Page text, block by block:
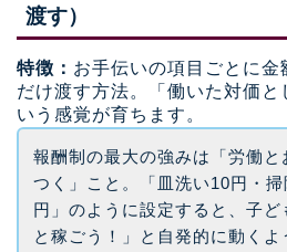
渡す）
特徴： お手伝いの項目ごとに
だけ渡す方法。「働いた対価と
いう感覚が育ちます。
報酬制の最大の強みは「労働と
つく」こと。「皿洗い10円・
円」のように設定すると、子ど
と稼ごう！」と自発的に動くよ